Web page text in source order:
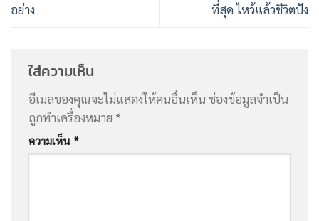
อย่าง
ที่สุด ไหว้แล้วชีวิตปัง
ใส่ความเห็น
อีเมลของคุณจะไม่แสดงให้คนอื่นเห็น ช่องข้อมูลจำเป็น
ถูกทำเครื่องหมาย *
ความเห็น *